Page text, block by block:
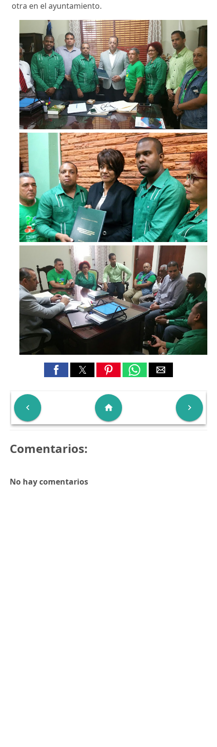
otra en el ayuntamiento.
 
home
Comentarios:
No hay comentarios